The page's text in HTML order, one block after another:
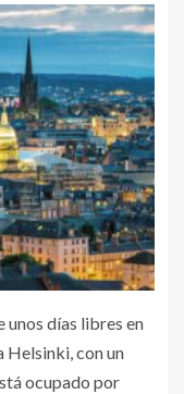
unos días libres en
Helsinki, con un
ocupado por